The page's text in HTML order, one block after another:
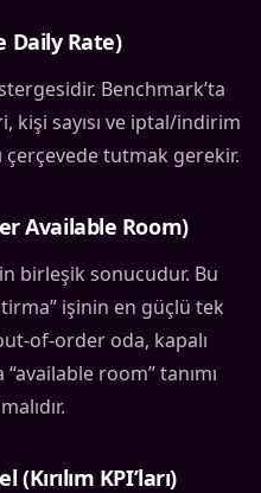
Daily Rate)
Benchmark’ta
kişi sayısı ve iptal/indirim
tutmak gerekir.
Available Room)
birleşik sonucudur. Bu
işinin en güçlü tek
out-of-order oda, kapalı
room” tanımı
KPI’ları)